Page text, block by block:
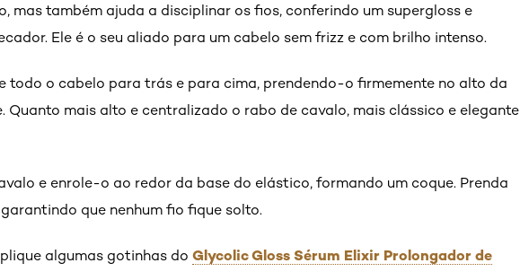
mas também ajuda a disciplinar os fios, conferindo um supergloss e
Ele é o seu aliado para um cabelo sem frizz e com brilho intenso.
todo o cabelo para trás e para cima, prendendo-o firmemente no alto da
Quanto mais alto e centralizado o rabo de cavalo, mais clássico e elegante
e enrole-o ao redor da base do elástico, formando um coque. Prenda
que nenhum fio fique solto.
algumas gotinhas do Glycolic Gloss Sérum Elixir Prolongador de